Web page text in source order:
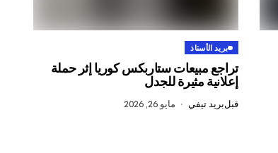
بريد الأستاذ
تراجع مبيعات ستاربكس كوريا إثر حملة
إعلانية مثيرة للجدل
قبلبريد تيفي مايو 26, 2026